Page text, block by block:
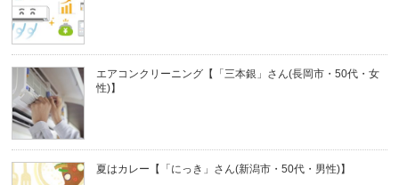
エアコンクリーニング【「三本銀」さん(長岡市・50代・女
性)】
夏はカレー【「にっき」さん(新潟市・50代・男性)】